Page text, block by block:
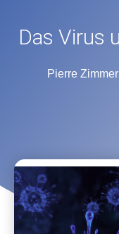
Das Virus
Pierre